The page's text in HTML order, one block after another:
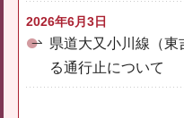
2026年6月3日
県道大又小川線（東
る通行止について